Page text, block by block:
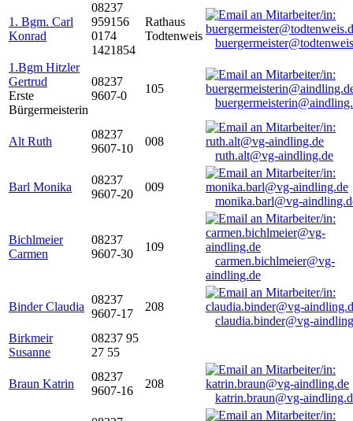
1. Bgm. Carl
Konrad
08237
959156
0174
1421854
Rathaus
Todtenweis
1.Bgm Hitzler
Gertrud
Erste
Bürgermeisterin
08237
9607-0
105
Alt Ruth
08237
9607-10
008
ruth.alt@vg-aindling.de
Barl Monika
08237
9607-20
009
monika.barl@vg-
Bichlmeier
Carmen
08237
9607-30
109
carmen.bichlmeier@vg-
aindling.de
Binder Claudia
08237
9607-17
208
claudia.binder@vg-
Birkmeir
Susanne
08237 95
27 55
Braun Katrin
08237
9607-16
208
katrin.braun@vg-